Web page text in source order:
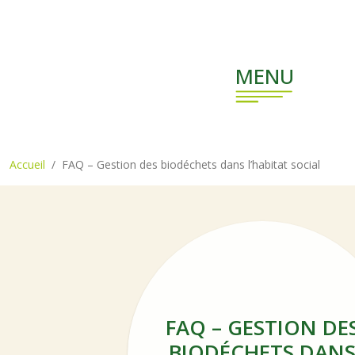
MENU
Accueil FAQ – Gestion des biodéchets dans l’habitat social
FAQ – GESTION